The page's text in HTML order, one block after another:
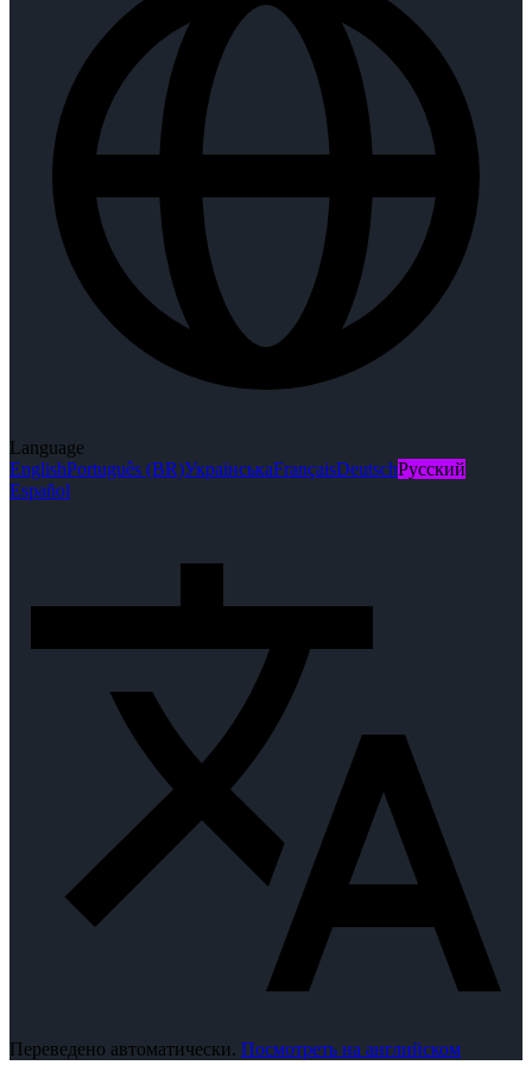
Language
EnglishPortuguês (BR)УкраїнськаFrançaisDeutschРусский
Español
Переведено автоматически. Посмотреть на английском